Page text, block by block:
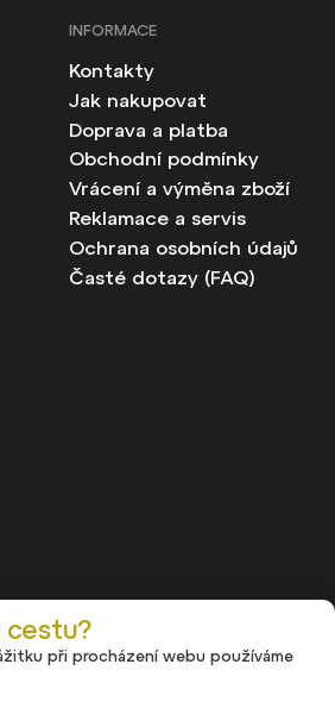
cestu?
při procházení webu používáme
INFORMACE
Kontakty
Jak nakupovat
Doprava a platba
Obchodní podmínky
Vrácení a výměna zboží
Reklamace a servis
Ochrana osobních údajů
Časté dotazy (FAQ)
. Všechna práva vyhrazena.